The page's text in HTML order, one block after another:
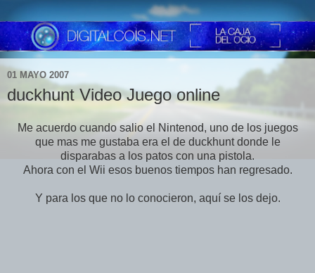
01 MAYO 2007
duckhunt Video Juego online
Me acuerdo cuando salio el Nintenod, uno de los juegos
que mas me gustaba era el de duckhunt donde le
disparabas a los patos con una pistola.
Ahora con el Wii esos buenos tiempos han regresado.
Y para los que no lo conocieron, aquí se los dejo.